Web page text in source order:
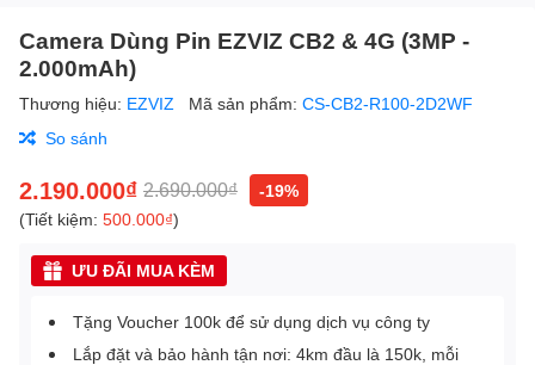
Camera Dùng Pin EZVIZ CB2 & 4G (3MP -
2.000mAh)
Thương hiệu: EZVIZ Mã sản phẩm: CS-CB2-R100-2D2WF
So sánh
2.190.000₫ 2.690.000₫
-19%
(Tiết kiệm: 500.000₫)
ƯU ĐÃI MUA KÈM
Tặng Voucher 100k để sử dụng dịch vụ công ty
Lắp đặt và bảo hành tận nơi: 4km đầu là 150k, mỗi